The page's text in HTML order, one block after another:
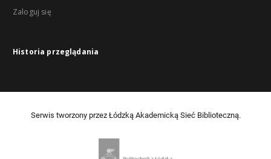
Zaloguj się
Historia przeglądania
Serwis tworzony przez Łódzką Akademicką Sieć Biblioteczną.